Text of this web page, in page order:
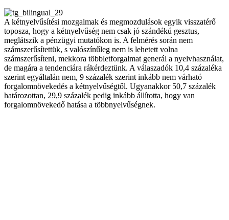
A kétnyelvűsítési mozgalmak és megmozdulások egyik visszatérő
toposza, hogy a kétnyelvűség nem csak jó szándékú gesztus,
meglátszik a pénzügyi mutatókon is. A felmérés során nem
számszerűsítettük, s valószínűleg nem is lehetett volna
számszerűsíteni, mekkora többletforgalmat generál a nyelvhasználat,
de magára a tendenciára rákérdeztünk. A válaszadók 10,4 százaléka
szerint egyáltalán nem, 9 százalék szerint inkább nem várható
forgalomnövekedés a kétnyelvűségtől. Ugyanakkor 50,7 százalék
határozottan, 29,9 százalék pedig inkább állította, hogy van
forgalomnövekedő hatása a többnyelvűségnek.